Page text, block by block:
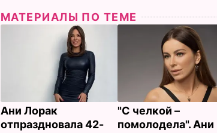
МАТЕРИАЛЫ ПО ТЕМЕ
Ани Лорак
отпраздновала 42-
"С челкой –
помолодела". Ани